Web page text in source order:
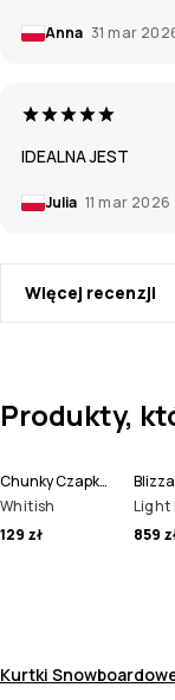
Anna 31 mar
IDEALNA JEST
Julia 11 mar 2026
Więcej recenzji
Produkty,
Chunky Czapka Beanie
Whitish
129 zł
Light
859
Kurtki